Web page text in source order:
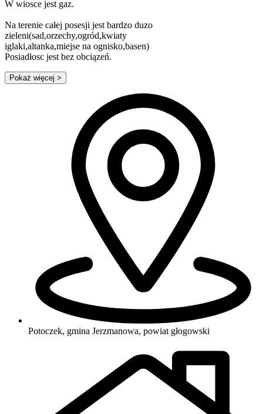
W wiosce jest gaz.
Na terenie całej posesji jest bardzo duzo
zieleni(sad,orzechy,ogród,kwiaty
iglaki,altanka,miejse na ognisko,basen)
Posiadłosc jest bez obciązeń.
Pokaż więcej >
Potoczek, gmina Jerzmanowa, powiat głogowski